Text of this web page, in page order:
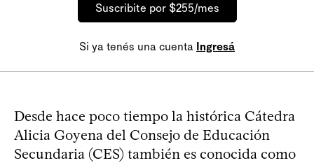
Suscribite por $255/mes
Si ya tenés una cuenta Ingresá
Desde hace poco tiempo la histórica Cátedra
Alicia Goyena del Consejo de Educación
Secundaria (CES) también es conocida como